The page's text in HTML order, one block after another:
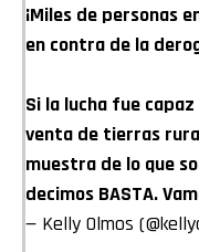
¡Miles de personas
en contra de la
Si la lucha fue
venta de tierras
muestra de lo que
decimos BASTA.
— Kelly Olmos